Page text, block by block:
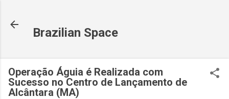
Brazilian Space
Operação Águia é Realizada com
Sucesso no Centro de Lançamento de
Alcântara (MA)